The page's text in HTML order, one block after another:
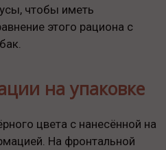
чтобы иметь
этого рациона с
на упаковке
цвета с нанесённой на
На фронтальной